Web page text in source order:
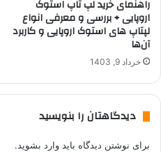
راهنمای خرید لپ تاپ استوک
اروپایی + بررسی و معرفی انواع
لپتاپ های استوک اروپایی و کاربرد
آن‌ها
خرداد 9, 1403
دیدگاهتان را بنویسید
برای نوشتن دیدگاه باید وارد بشوید.